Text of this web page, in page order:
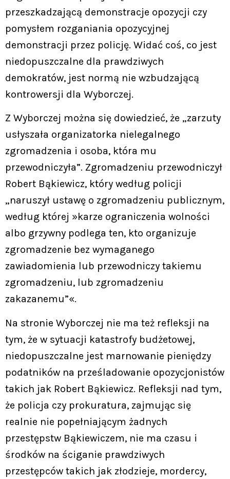
przeszkadzającą demonstracje opozycji czy
pomysłem rozganiania opozycyjnej
demonstracji przez policję. Widać coś, co jest
niedopuszczalne dla prawdziwych
demokratów, jest normą nie wzbudzającą
kontrowersji dla Wyborczej.
Z Wyborczej można się dowiedzieć, że „zarzuty
usłyszała organizatorka nielegalnego
zgromadzenia i osoba, która mu
przewodniczyła”. Zgromadzeniu przewodniczył
Robert Bąkiewicz, który według policji
„naruszył ustawę o zgromadzeniu publicznym,
według której »karze ograniczenia wolności
albo grzywny podlega ten, kto organizuje
zgromadzenie bez wymaganego
zawiadomienia lub przewodniczy takiemu
zgromadzeniu, lub zgromadzeniu
zakazanemu”«.
Na stronie Wyborczej nie ma też refleksji na
tym, że w sytuacji katastrofy budżetowej,
niedopuszczalne jest marnowanie pieniędzy
podatników na prześladowanie opozycjonistów
takich jak Robert Bąkiewicz. Refleksji nad tym,
że policja czy prokuratura, zajmując się
realnie nie popełniającym żadnych
przestępstw Bąkiewiczem, nie ma czasu i
środków na ściganie prawdziwych
przestępców takich jak złodzieje, mordercy,